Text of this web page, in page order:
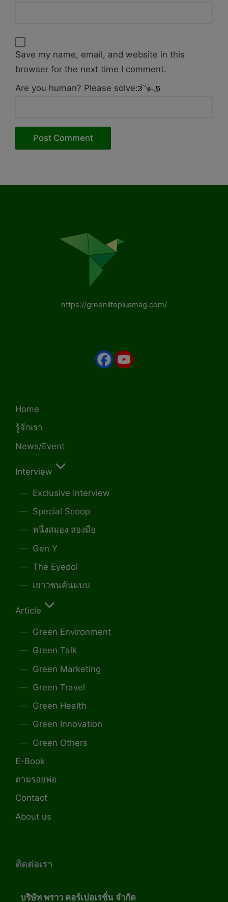
Save my name, email, and website in this
browser for the next time I comment.
Are you human? Please solve:
https://greenlifeplusmag.com/
Home
รู้จักเรา
News/Event
Interview
Exclusive Interview
Special Scoop
หนึ่งสมอง สองมือ
Gen Y
The Eyedol
เยาวชนต้นแบบ
Article
Green Environment
Green Talk
Green Marketing
Green Travel
Green Health
Green Innovation
Green Others
E-Book
ตามรอยพ่อ
Contact
About us
ติดต่อเรา
บริษัท พราว คอร์เปอเรชั่น จำกัด